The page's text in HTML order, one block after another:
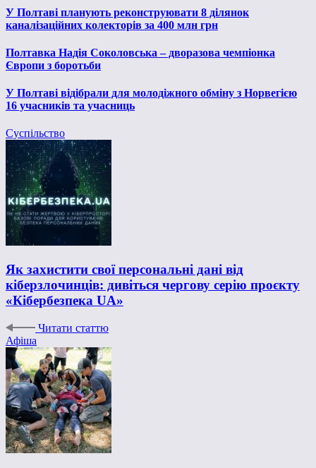
У Полтаві планують реконструювати 8 ділянок
каналізаційних колекторів за 400 млн грн
Полтавка Надія Соколовська – дворазова чемпіонка
Європи з боротьби
У Полтаві відібрали для молодіжного обміну з Норвегією
16 учасників та учасниць
Суспільство
Як захистити свої персональні дані від
кіберзлочинців: дивіться чергову серію проєкту
«Кібербезпека UA»
Читати статтю
Афіша